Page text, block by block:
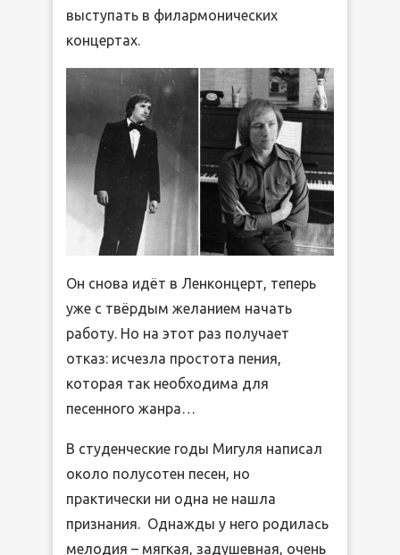
выступать в филармонических
концертах.
Он снова идёт в Ленконцерт, теперь
уже с твёрдым желанием начать
работу. Но на этот раз получает
отказ: исчезла простота пения,
которая так необходима для
песенного жанра…
В студенческие годы Мигуля написал
около полусотен песен, но
практически ни одна не нашла
признания. Однажды у него родилась
мелодия – мягкая, задушевная, очень